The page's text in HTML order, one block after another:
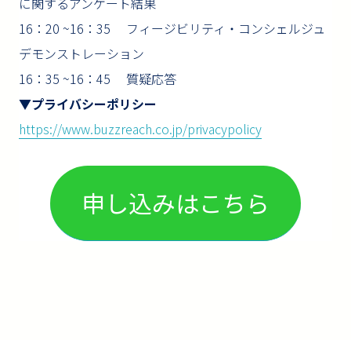
16：20 ~16：35 フィージビリティ・コンシェルジュ
デモンストレーション
16：35 ~16：45 質疑応答
▼プライバシーポリシー
https://www.buzzreach.co.jp/privacypolicy
申し込みはこちら